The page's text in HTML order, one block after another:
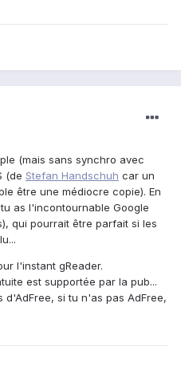
(mais sans synchro avec
(de Stefan Handschuh car un
être une médiocre copie). En
as l'incontournable Google
qui pourrait être parfait si les
l'instant gReader.
est supportée par la pub...
si tu n'as pas AdFree,